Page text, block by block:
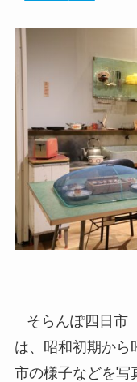
そらんぽ四日市
は、昭和初期から
市の様子などを写